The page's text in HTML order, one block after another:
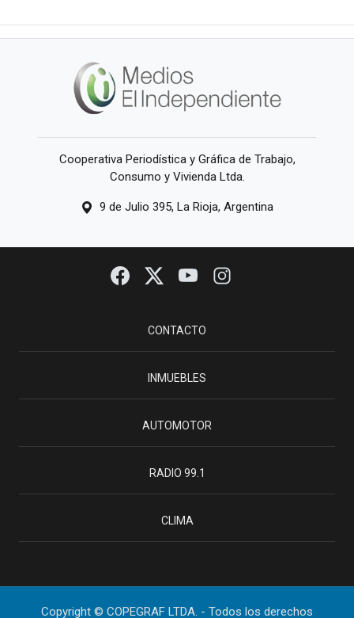
Cooperativa Periodística y Gráfica de Trabajo,
Consumo y Vivienda Ltda.
9 de Julio 395, La Rioja, Argentina
CONTACTO
INMUEBLES
AUTOMOTOR
RADIO 99.1
CLIMA
Copyright © COPEGRAF LTDA. - Todos los derechos